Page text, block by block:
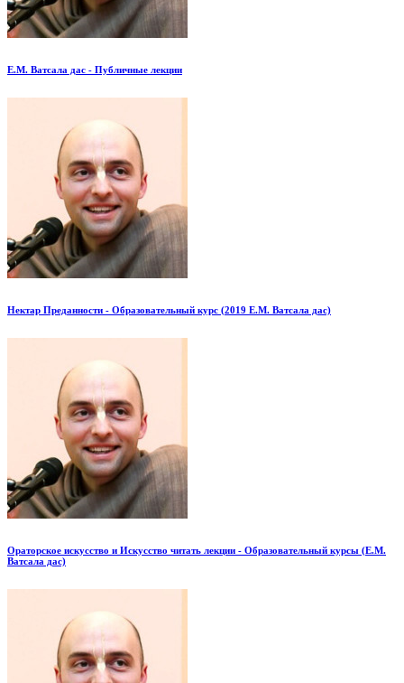
Е.М. Ватсала дас - Публичные лекции
Нектар Преданности - Образовательный курс (2019 Е.М. Ватсала дас)
Ораторское искусство и Искусство читать лекции - Образовательный курсы (Е.М.
Ватсала дас)